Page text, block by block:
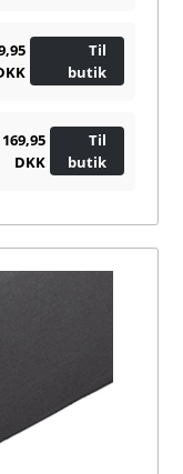
Til
butik
169,95
DKK
Til
butik